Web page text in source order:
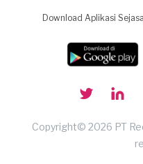
Download Aplikasi
Copyright© 2026 PT